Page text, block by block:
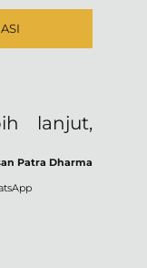
lanjut,
Patra Dharma